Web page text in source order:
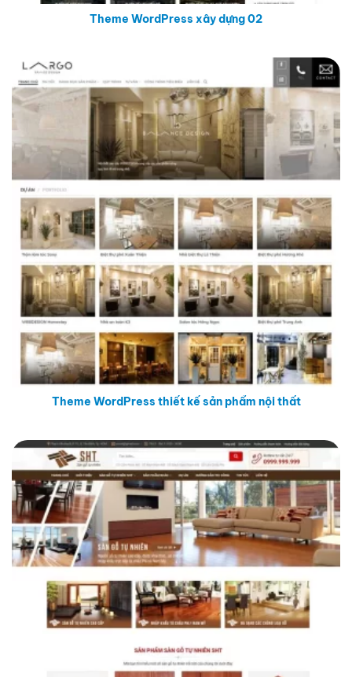
Theme WordPress xây dựng 02
Theme WordPress thiết kế sản phẩm nội thất